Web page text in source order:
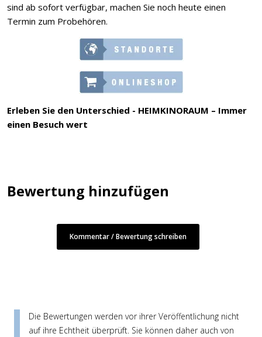
sind ab sofort verfügbar, machen Sie noch heute einen
Termin zum Probehören.
Erleben Sie den Unterschied - HEIMKINORAUM – Immer
einen Besuch wert
Bewertung hinzufügen
Kommentar / Bewertung schreiben
Die Bewertungen werden vor ihrer Veröffentlichung nicht
auf ihre Echtheit überprüft. Sie können daher auch von